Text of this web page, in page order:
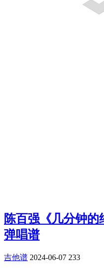
陈百强《几分钟
弹唱谱
吉他谱 2024-06-07 233